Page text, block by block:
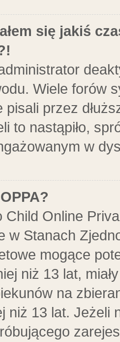
się jakiś
Wiele forów
pisali przez
to nastąpiło,
w
Child Online
w Stanach
mogące
niż 13 lat,
na
niż 13 lat. Jeżeli